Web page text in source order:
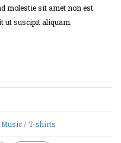
rating
molestie sit amet non est.
ut suscipit aliquam.
Music/T-shirts